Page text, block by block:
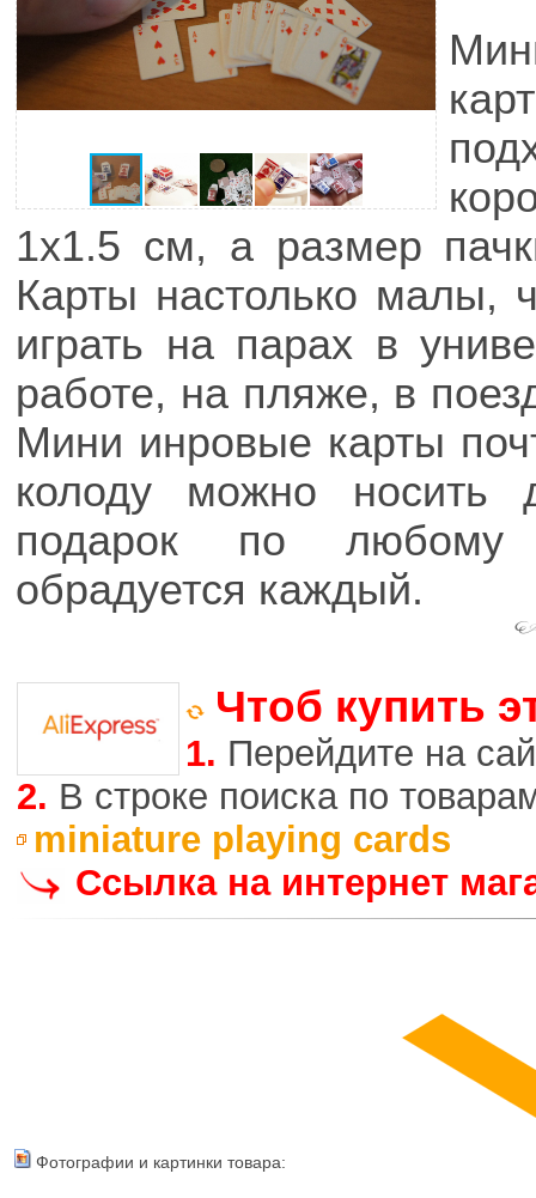
1x1.5 см, а размер
Карты настолько малы,
играть на парах в
работе, на пляже, в
Мини инровые карты
колоду можно
подарок по любому
обрадуется каждый.
Чтоб купить
1. Перейдите на
2. В строке поиска по
miniature playing cards
Ссылка на интернет
Фотографии и картинки товара: